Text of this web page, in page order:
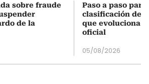
sobre fraude
de la
Paso a paso
clasificación del
que evoluciona
oficial
05/08/2026